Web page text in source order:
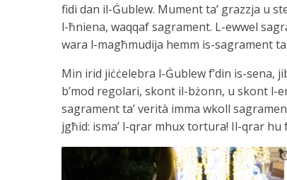
fidi dan il-Ġublew. Mument ta’ grazzja u
l-ħniena, waqqaf sagrament. L-ewwel
wara l-magħmudija hemm is-sagrament
Min irid jiċċelebra l-Ġublew f’din is-sena,
b’mod regolari, skont il-bżonn, u skont l-
sagrament ta’ verità imma wkoll
jgħid: isma’ l-qrar mhux tortura! Il-qrar hu